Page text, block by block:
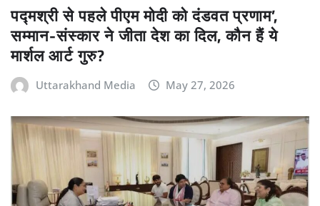
पद्मश्री से पहले पीएम मोदी को दंडवत प्रणाम’,
सम्मान-संस्कार ने जीता देश का दिल, कौन हैं ये
मार्शल आर्ट गुरु?
Uttarakhand Media May 27, 2026